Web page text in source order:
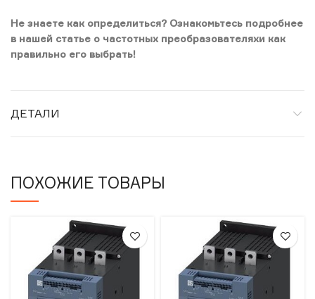
Не знаете как определиться? Ознакомьтесь подробнее
в нашей статье о частотных преобразователяхи как
правильно его выбрать!
ДЕТАЛИ
ПОХОЖИЕ ТОВАРЫ